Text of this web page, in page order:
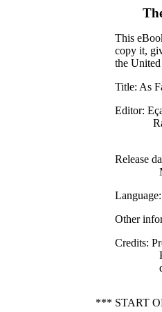
This
copy it,
the
Title: As
Editor:
Release
Language
Other
Credits:
*** START